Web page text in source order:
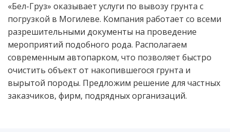
«Бел-Груз» оказывает услуги по вывозу грунта с
погрузкой в Могилеве. Компания работает со всеми
разрешительными документы на проведение
мероприятий подобного рода. Располагаем
современным автопарком, что позволяет быстро
очистить объект от накопившегося грунта и
вырытой породы. Предложим решение для частных
заказчиков, фирм, подрядных организаций.